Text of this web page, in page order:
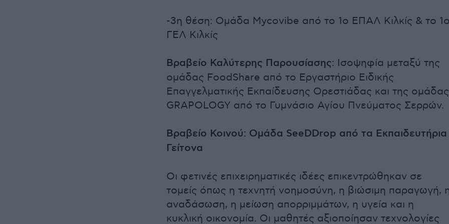
-3η θέση: Ομάδα Mycovibe από το 1ο ΕΠΑΛ Κιλκίς & το
ΓΕΛ Κιλκίς
Βραβείο Καλύτερης Παρουσίασης: Ισοψηφία μεταξύ της
ομάδας FoodShare από το Εργαστήριο Ειδικής
Επαγγελματικής Εκπαίδευσης Ορεστιάδας και της ομάδας
GRAPOLOGY από το Γυμνάσιο Αγίου Πνεύματος Σερρών.
Βραβείο Κοινού: Ομάδα SeeDDrop από τα Εκπαιδευτήρια
Γείτονα
Οι φετινές επιχειρηματικές ιδέες επικεντρώθηκαν σε
τομείς όπως η τεχνητή νοημοσύνη, η βιώσιμη παραγωγή,
αναδάσωση, η μείωση απορριμμάτων, η υγεία και η
κυκλική οικονομία. Οι μαθητές αξιοποίησαν τεχνολογίες